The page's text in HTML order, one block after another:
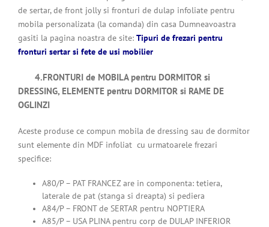
de sertar, de front jolly si fronturi de dulap infoliate pentru
mobila personalizata (la comanda) din casa Dumneavoastra
gasiti la pagina noastra de site: Tipuri de frezari pentru
fronturi sertar si fete de usi mobilier
4.FRONTURI de MOBILA pentru DORMITOR si
DRESSING, ELEMENTE pentru DORMITOR si RAME DE
OGLINZI
Aceste produse ce compun mobila de dressing sau de dormitor
sunt elemente din MDF infoliat cu urmatoarele frezari
specifice:
A80/P – PAT FRANCEZ are in componenta: tetiera,
laterale de pat (stanga si dreapta) si pediera
A84/P – FRONT de SERTAR pentru NOPTIERA
A85/P – USA PLINA pentru corp de DULAP INFERIOR